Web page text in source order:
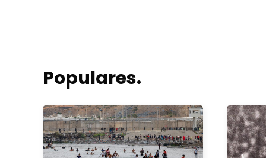
Populares.